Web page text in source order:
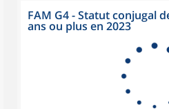
FAM G4 - Statut conjugal
ans ou plus en 2023